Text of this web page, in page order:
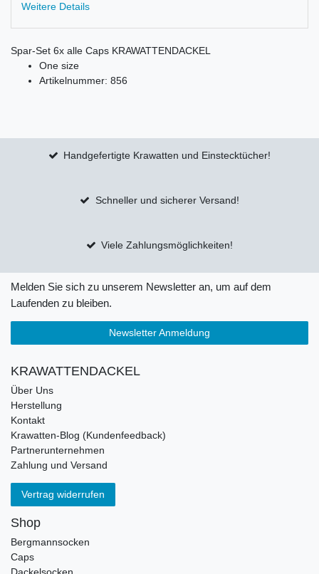
Weitere Details
Spar-Set 6x alle Caps KRAWATTENDACKEL
One size
Artikelnummer: 856
Handgefertigte Krawatten und Einstecktücher!
Schneller und sicherer Versand!
Viele Zahlungsmöglichkeiten!
Melden Sie sich zu unserem Newsletter an, um auf dem
Laufenden zu bleiben.
Newsletter Anmeldung
KRAWATTENDACKEL
Über Uns
Herstellung
Kontakt
Krawatten-Blog (Kundenfeedback)
Partnerunternehmen
Zahlung und Versand
Vertrag widerrufen
Shop
Bergmannsocken
Caps
Dackelsocken